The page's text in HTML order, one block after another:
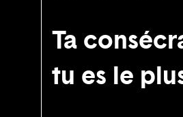
Ta
tu es le